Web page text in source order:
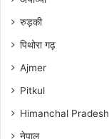
रुड़की
पिथोरा गढ़
Ajmer
Pitkul
Himanchal Pradesh
नेपाल